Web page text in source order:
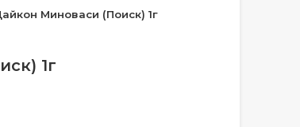
Миноваси (Поиск) 1г
1г